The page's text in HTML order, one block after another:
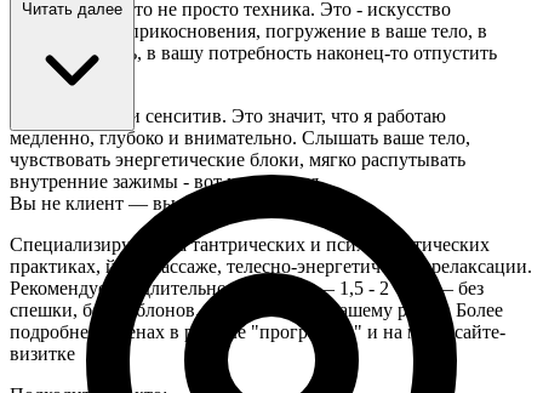
Мой подход - это не просто техника. Это - искусство
чувственного прикосновения, погружение в ваше тело, в
вашу усталость, в вашу потребность наконец-то отпустить
контроль.
Я - интроверт и сенситив. Это значит, что я работаю
медленно, глубоко и внимательно. Слышать ваше тело,
чувствовать энергетические блоки, мягко распутывать
внутренние зажимы - вот моя стихия.
Вы не клиент — вы гость, которого ждали.
Специализируюсь на тантрических и психосоматических
практиках, йога-массаже, телесно-энергетической релаксации.
Рекомендуемая длительность сеанса –– 1,5 - 2 часа –– без
спешки, без шаблонов, с уважением к вашему ритму. Более
подробнее о ценах в разделе "программы" и на моём сайте-
визитке
Читать далее